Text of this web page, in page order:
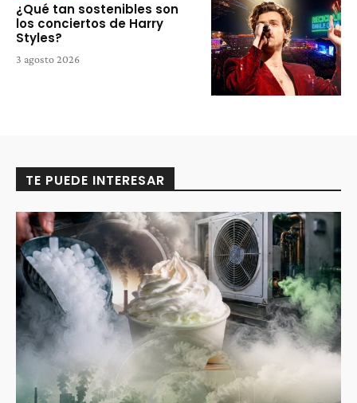
¿Qué tan sostenibles son
los conciertos de Harry
Styles?
3 agosto 2026
TE PUEDE INTERESAR